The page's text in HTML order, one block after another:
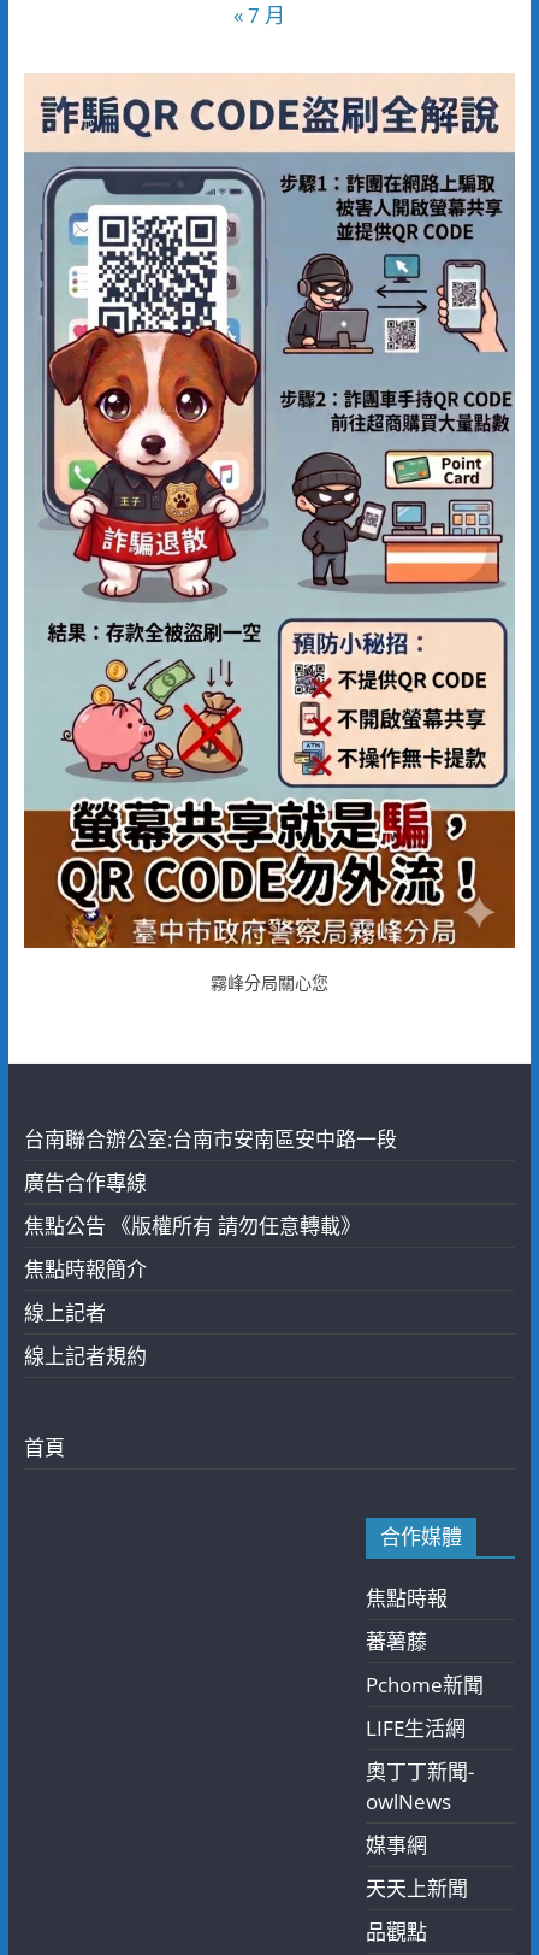
« 7 月
霧峰分局關心您
台南聯合辦公室:台南市安南區安中路一段
廣告合作專線
焦點公告 《版權所有 請勿任意轉載》
焦點時報簡介
線上記者
線上記者規約
首頁
合作媒體
焦點時報
蕃薯藤
Pchome新聞
LIFE生活網
奧丁丁新聞-
owlNews
媒事網
天天上新聞
品觀點